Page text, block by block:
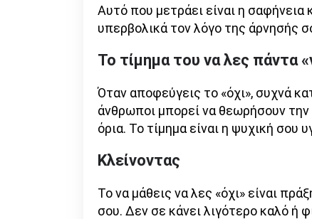
Αυτό που μετράει είναι η
υπερβολικά τον λόγο της άρνησής
Το τίμημα του να λες πάντα
Όταν αποφεύγεις το «όχι», συχνά
άνθρωποι μπορεί να θεωρήσουν
όρια. Το τίμημα είναι η ψυχική σου
Κλείνοντας
Το να μάθεις να λες «όχι» είναι
σου. Δεν σε κάνει λιγότερο καλό ή